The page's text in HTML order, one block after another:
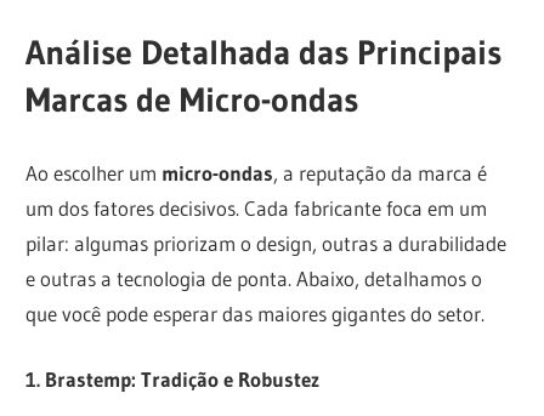
Análise Detalhada das Principais
Marcas de Micro-ondas
Ao escolher um micro-ondas, a reputação da marca é
um dos fatores decisivos. Cada fabricante foca em um
pilar: algumas priorizam o design, outras a durabilidade
e outras a tecnologia de ponta. Abaixo, detalhamos o
que você pode esperar das maiores gigantes do setor.
1. Brastemp: Tradição e Robustez